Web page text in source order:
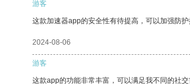
游客
这款加速器app的安全性有待提高，可以加强防护
2024-08-06
游客
这款app的功能非常丰富，可以满足我不同的社交